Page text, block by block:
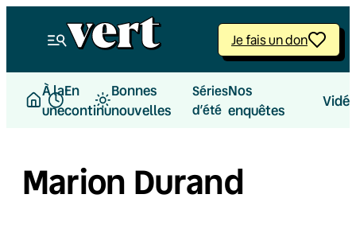
Je fais un don
À la
une
En
continu
Bonnes
nouvelles
Séries
d’été
Nos
enquêtes
Marion Durand